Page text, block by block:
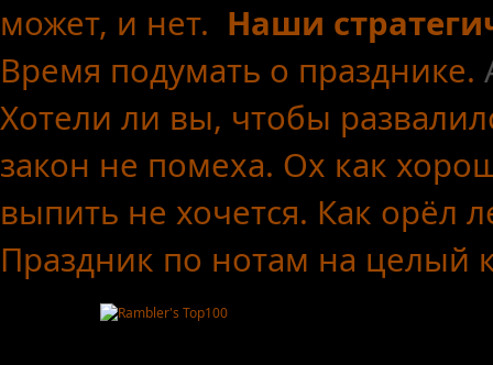
может, и нет. Наши
Время подумать о празднике.
Хотели ли вы, чтобы
закон не помеха. Ох как
выпить не хочется. Как орёл
Праздник по нотам на целый